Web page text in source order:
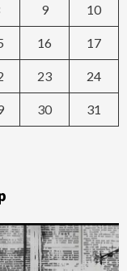
9 10
16 17
23 24
30 31